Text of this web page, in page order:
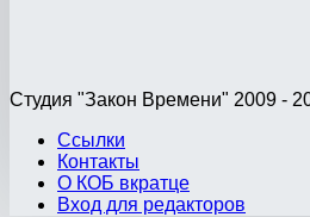
Студия "Закон Времени" 2009 -
Ссылки
Контакты
О КОБ вкратце
Вход для редакторов